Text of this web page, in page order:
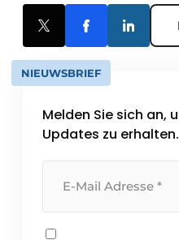
NIEUWSBRIEF
Melden Sie sich an,
Updates zu erhalten.